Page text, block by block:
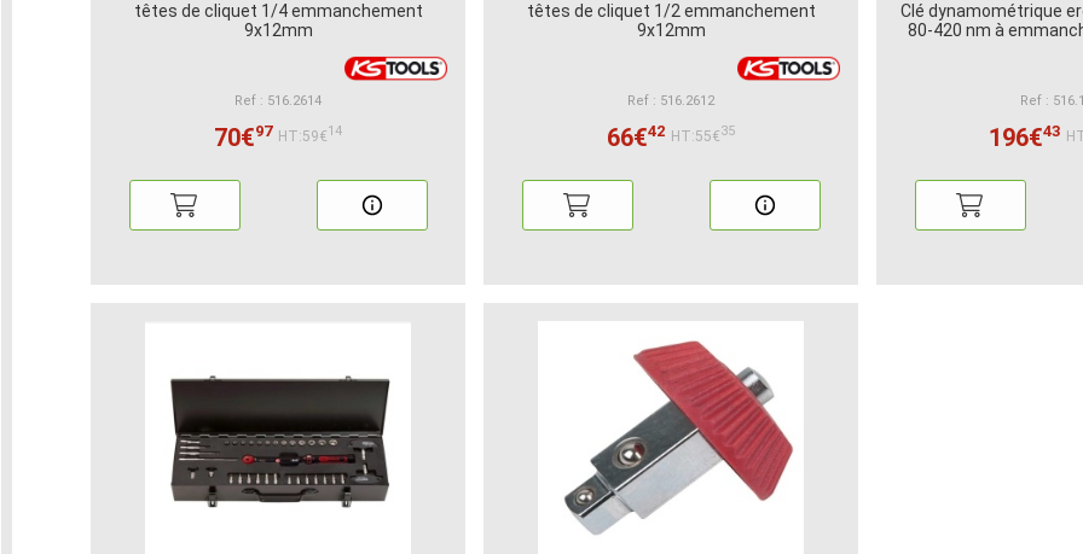
têtes de cliquet 1/4 emmanchement
9x12mm
Ref : 516.2614
70€97 HT:59€14
têtes de cliquet 1/2 emmanchement
9x12mm
Ref : 516.2612
66€42 HT:55€35
Clé dynamométrique
80-420 nm à
Ref :
196€43